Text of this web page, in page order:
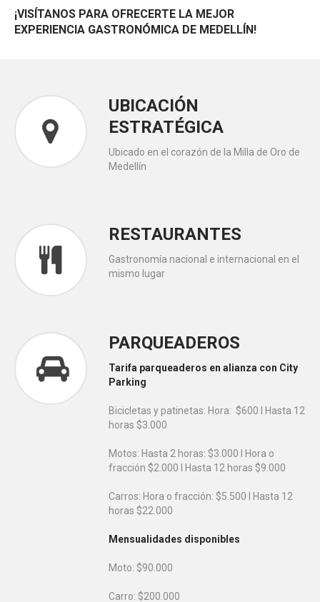
¡VISÍTANOS PARA OFRECERTE LA MEJOR
EXPERIENCIA GASTRONÓMICA DE MEDELLÍN!
UBICACIÓN
ESTRATÉGICA
Ubicado en el corazón de la Milla de Oro de
Medellín
RESTAURANTES
Gastronomía nacional e internacional en el
mismo lugar
PARQUEADEROS
Tarifa parqueaderos en alianza con City
Parking
Bicicletas y patinetas: Hora: $600 l Hasta 12
horas $3.000
Motos: Hasta 2 horas: $3.000 l Hora o
fracción $2.000 l Hasta 12 horas $9.000
Carros: Hora o fracción: $5.500 l Hasta 12
horas $22.000
Mensualidades disponibles
Moto: $90.000
Carro: $200.000